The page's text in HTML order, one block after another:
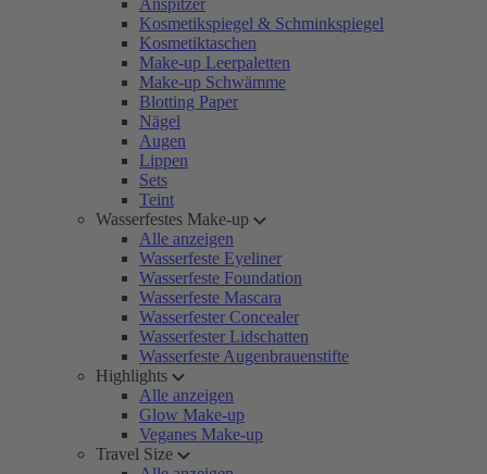
Anspitzer
Kosmetikspiegel & Schminkspiegel
Kosmetiktaschen
Make-up Leerpaletten
Make-up Schwämme
Blotting Paper
Nägel
Augen
Lippen
Sets
Teint
Wasserfestes Make-up
Alle anzeigen
Wasserfeste Eyeliner
Wasserfeste Foundation
Wasserfeste Mascara
Wasserfester Concealer
Wasserfester Lidschatten
Wasserfeste Augenbrauenstifte
Highlights
Alle anzeigen
Glow Make-up
Veganes Make-up
Travel Size